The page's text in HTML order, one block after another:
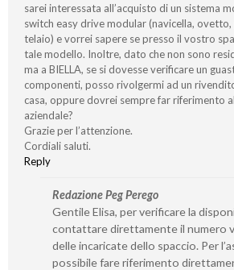
sarei interessata all’acquisto di un sistema
switch easy drive modular (navicella, ovetto,
telaio) e vorrei sapere se presso il vostro
tale modello. Inoltre, dato che non sono
ma a BIELLA, se si dovesse verificare un
componenti, posso rivolgermi ad un
casa, oppure dovrei sempre far riferimento
aziendale?
Grazie per l’attenzione.
Cordiali saluti.
Reply
Redazione Peg Perego
Gentile Elisa, per verificare la
contattare direttamente il numero
delle incaricate dello spaccio. Per
possibile fare riferimento